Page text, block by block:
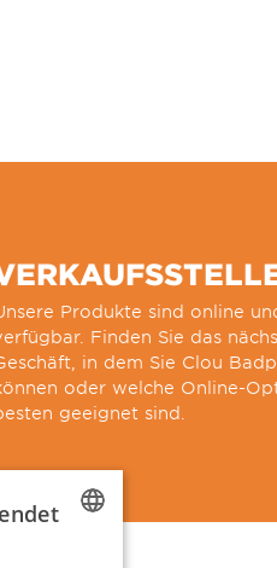
Produkte sind online
Finden Sie das
in dem Sie Clou
oder welche Online-
geeignet sind.